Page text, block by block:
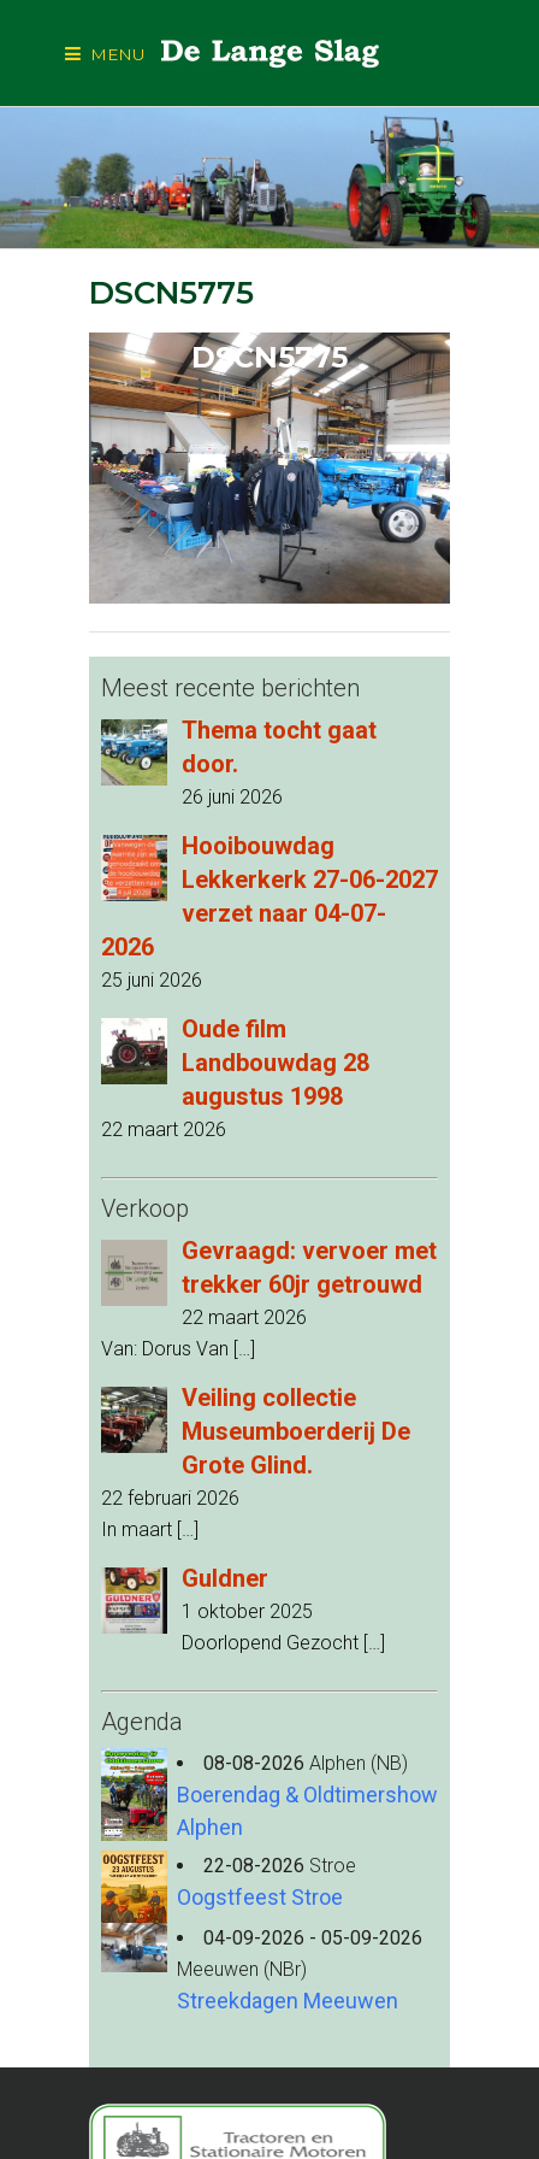
MENU
DSCN5775
DSCN5775
Meest recente berichten
Thema tocht gaat
door.
26 juni 2026
Hooibouwdag
Lekkerkerk 27-06-2027
verzet naar 04-07-
2026
25 juni 2026
Oude film
Landbouwdag 28
augustus 1998
22 maart 2026
Verkoop
Gevraagd: vervoer met
trekker 60jr getrouwd
22 maart 2026
Van: Dorus Van […]
Veiling collectie
Museumboerderij De
Grote Glind.
22 februari 2026
In maart […]
Guldner
1 oktober 2025
Doorlopend Gezocht […]
Agenda
08-08-2026 Alphen (NB)
Boerendag & Oldtimershow
Alphen
22-08-2026 Stroe
Oogstfeest Stroe
04-09-2026 - 05-09-2026
Meeuwen (NBr)
Streekdagen Meeuwen